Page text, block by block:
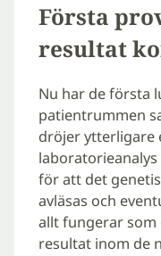
Första
resultat
Nu har de första
patientrummen
dröjer ytterligare
för att det
avläsas och
allt fungerar som
resultat inom de